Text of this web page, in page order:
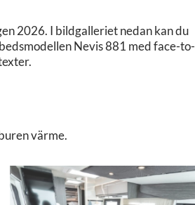
2026. I bildgalleriet nedan kan du
Nevis 881 med face-to-
värme.